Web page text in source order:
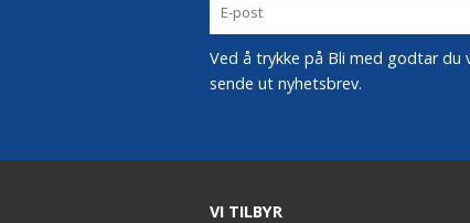
Ved å trykke på Bli med godtar du
sende ut nyhetsbrev.
VI TILBYR